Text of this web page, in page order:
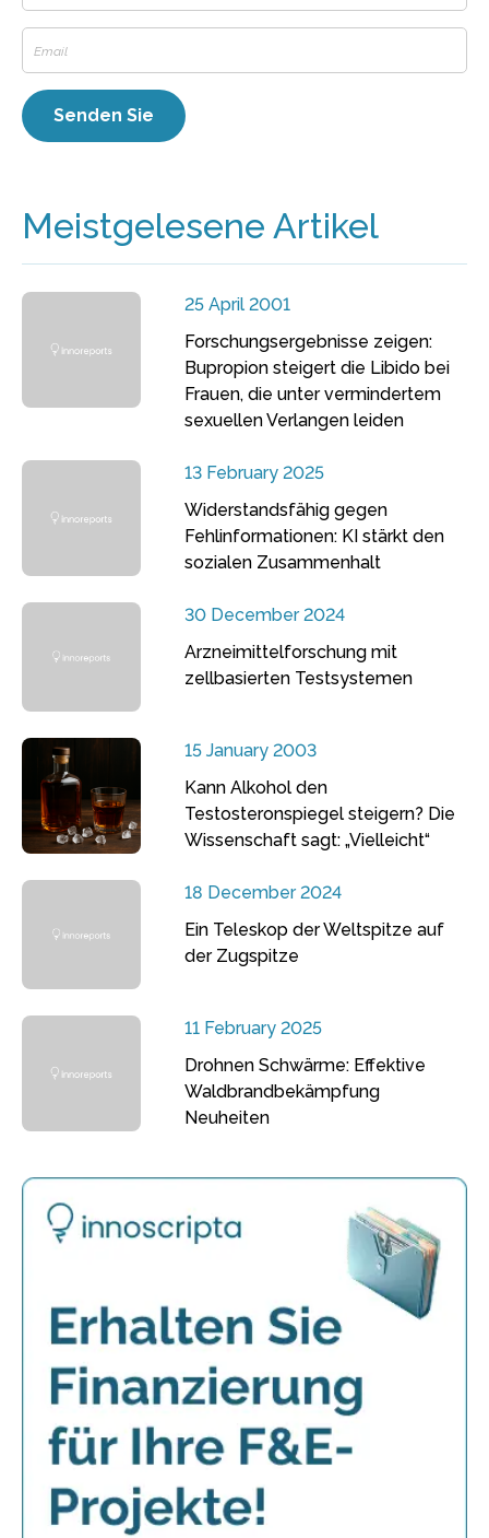
Meistgelesene Artikel
25 April 2001
Forschungsergebnisse zeigen:
Bupropion steigert die Libido bei
Frauen, die unter vermindertem
sexuellen Verlangen leiden
13 February 2025
Widerstandsfähig gegen
Fehlinformationen: KI stärkt den
sozialen Zusammenhalt
30 December 2024
Arzneimittelforschung mit
zellbasierten Testsystemen
15 January 2003
Kann Alkohol den
Testosteronspiegel steigern? Die
Wissenschaft sagt: „Vielleicht“
18 December 2024
Ein Teleskop der Weltspitze auf
der Zugspitze
11 February 2025
Drohnen Schwärme: Effektive
Waldbrandbekämpfung
Neuheiten